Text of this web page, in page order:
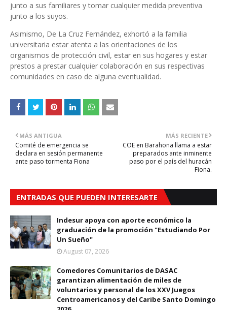
junto a sus familiares y tomar cualquier medida preventiva
junto a los suyos.
Asimismo, De La Cruz Fernández, exhortó a la familia
universitaria estar atenta a las orientaciones de los
organismos de protección civil, estar en sus hogares y estar
prestos a prestar cualquier colaboración en sus respectivas
comunidades en caso de alguna eventualidad.
MÁS RECIENTE
COE en Barahona llama a estar
preparados ante inminente
paso por el país del huracán
Fiona.
MÁS ANTIGUA
Comité de emergencia se
declara en sesión permanente
ante paso tormenta Fiona
ENTRADAS QUE PUEDEN INTERESARTE
Indesur apoya con aporte económico la
graduación de la promoción "Estudiando Por
Un Sueño"
August 07, 2026
Comedores Comunitarios de DASAC
garantizan alimentación de miles de
voluntarios y personal de los XXV Juegos
Centroamericanos y del Caribe Santo Domingo